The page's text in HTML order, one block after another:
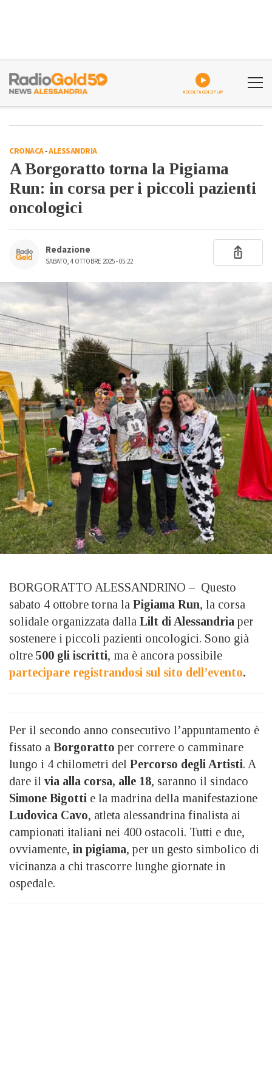
ASCOLTA GOLDPLAY
CRONACA-ALESSANDRIA
A Borgoratto torna la Pigiama
Run: in corsa per i piccoli pazienti
oncologici
Redazione
SABATO, 4 OTTOBRE 2025 - 05:22
BORGORATTO ALESSANDRINO – Questo
sabato 4 ottobre torna la Pigiama Run, la corsa
solidale organizzata dalla Lilt di Alessandria per
sostenere i piccoli pazienti oncologici. Sono già
oltre 500 gli iscritti, ma è ancora possibile
partecipare registrandosi sul sito dell’evento.
Per il secondo anno consecutivo l’appuntamento è
fissato a Borgoratto per correre o camminare
lungo i 4 chilometri del Percorso degli Artisti. A
dare il via alla corsa, alle 18, saranno il sindaco
Simone Bigotti e la madrina della manifestazione
Ludovica Cavo, atleta alessandrina finalista ai
campionati italiani nei 400 ostacoli. Tutti e due,
ovviamente, in pigiama, per un gesto simbolico di
vicinanza a chi trascorre lunghe giornate in
ospedale.